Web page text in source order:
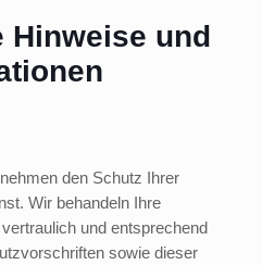
Hinweise und
den Schutz Ihrer
Wir behandeln Ihre
und entsprechend
sowie dieser